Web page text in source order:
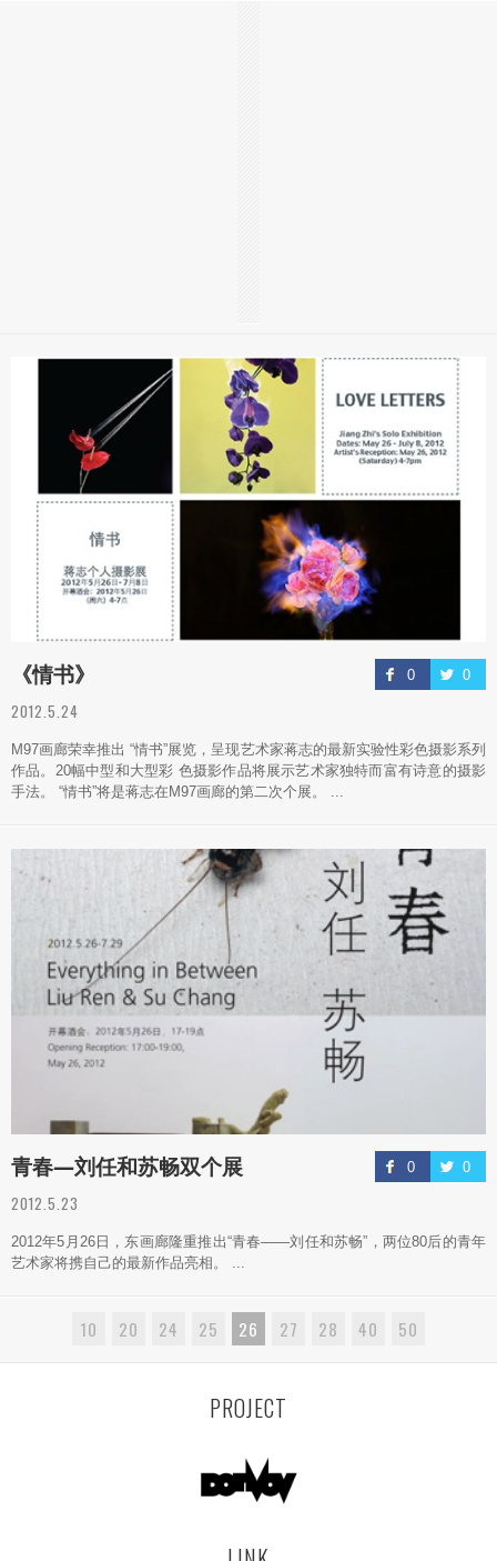
0 0
《情书》
2012.5.24
M97画廊荣幸推出 “情书”展览，呈现艺术家蒋志的最新实验性彩色摄影系列
作品。20幅中型和大型彩 色摄影作品将展示艺术家独特而富有诗意的摄影
手法。 “情书”将是蒋志在M97画廊的第二次个展。 ...
0 0
青春—刘任和苏畅双个展
2012.5.23
2012年5月26日，东画廊隆重推出“青春——刘任和苏畅”，两位80后的青年
艺术家将携自己的最新作品亮相。 ...
10 20 24 25 26 27 28 40 50
PROJECT